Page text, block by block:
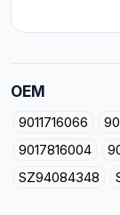
OEM
9011716066
9017816004
SZ94084348